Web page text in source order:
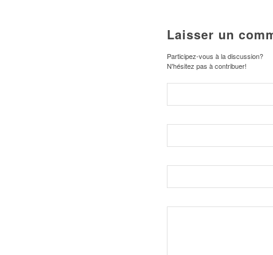
Laisser un
Participez-vous à la discussion?
N'hésitez pas à contribuer!